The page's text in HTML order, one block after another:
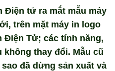
Điện tử ra mắt mẫu máy
trên mặt máy in logo
Điện Tử; các tính năng,
không thay đổi. Mẫu cũ
đã dừng sản xuất và